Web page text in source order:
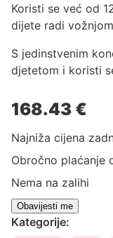
Koristi se već od
dijete radi
S jedinstvenim
djetetom i koristi
168.43 €
Najniža cijena
Obročno plaćanje
Nema na zalihi
Kategorije: